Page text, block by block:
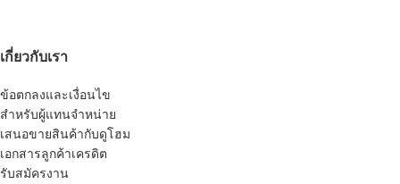
เกี่ยวกับเรา
ข้อตกลงและเงื่อนไข
สำหรับผู้แทนจำหน่าย
เสนอขายสินค้ากับดูโฮม
เอกสารลูกค้าเครดิต
รับสมัครงาน